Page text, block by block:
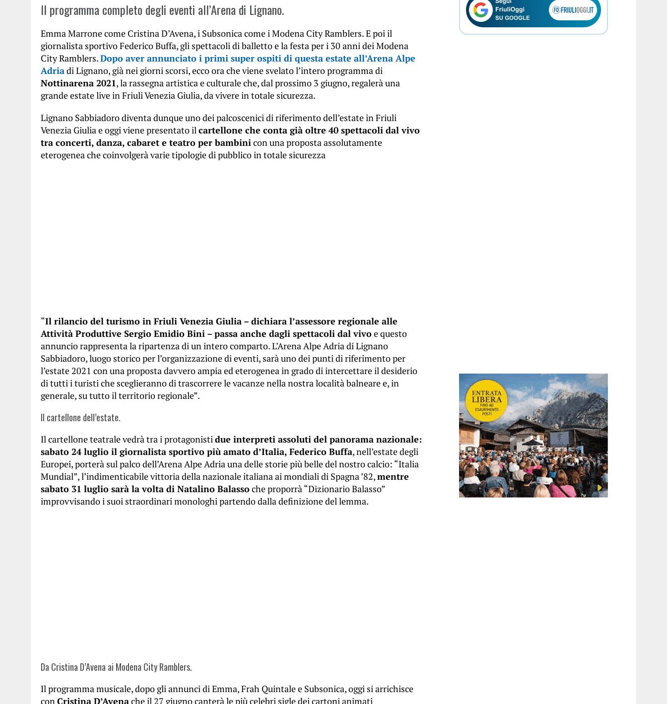
Il programma completo degli eventi all’Arena di Lignano.
Emma Marrone come Cristina D’Avena, i Subsonica come i Modena City Ramblers. E poi il
giornalista sportivo Federico Buffa, gli spettacoli di balletto e la festa per i 30 anni dei Modena
City Ramblers.Dopo aver annunciato i primi super ospiti di questa estate all’Arena Alpe
Adriadi Lignano, già nei giorni scorsi, ecco ora che viene svelato l’intero programma di
Nottinarena 2021, la rassegna artistica e culturale che, dal prossimo 3 giugno, regalerà una
grande estate live in Friuli Venezia Giulia, da vivere in totale sicurezza.
Lignano Sabbiadoro diventa dunque uno dei palcoscenici di riferimento dell’estate in Friuli
Venezia Giulia e oggi viene presentato ilcartellone che conta già oltre 40 spettacoli dal vivo
tra concerti, danza, cabaret e teatro per bambinicon una proposta assolutamente
eterogenea che coinvolgerà varie tipologie di pubblico in totale sicurezza
“Il rilancio del turismo in Friuli Venezia Giulia – dichiara l’assessore regionale alle
Attività Produttive Sergio Emidio Bini – passa anche dagli spettacoli dal vivoe questo
annuncio rappresenta la ripartenza di un intero comparto. L’Arena Alpe Adria di Lignano
Sabbiadoro, luogo storico per l’organizzazione di eventi, sarà uno dei punti di riferimento per
l’estate 2021 con una proposta davvero ampia ed eterogenea in grado di intercettare il desiderio
di tutti i turisti che sceglieranno di trascorrere le vacanze nella nostra località balneare e, in
generale, su tutto il territorio regionale”.
Il cartellone dell’estate.
Il cartellone teatrale vedrà tra i protagonistidue interpreti assoluti del panorama nazionale:
sabato 24 luglio il giornalista sportivo più amato d’Italia, Federico Buffa, nell’estate degli
Europei, porterà sul palco dell’Arena Alpe Adria una delle storie più belle del nostro calcio: “Italia
Mundial”, l’indimenticabile vittoria della nazionale italiana ai mondiali di Spagna ’82,mentre
sabato 31 luglio sarà la volta di Natalino Balassoche proporrà “Dizionario Balasso”
improvvisando i suoi straordinari monologhi partendo dalla definizione del lemma.
Da Cristina D’Avena ai Modena City Ramblers.
Il programma musicale, dopo gli annunci di Emma, Frah Quintale e Subsonica, oggi si arrichisce
conCristina D’Avenache il 27 giugno canterà le più celebri sigle dei cartoni animati